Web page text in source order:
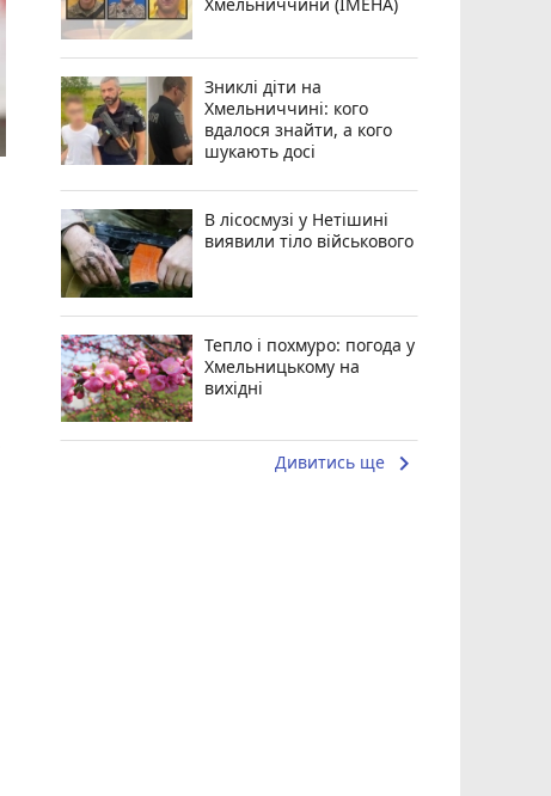
Зниклі діти на
Хмельниччині: кого
вдалося знайти, а кого
шукають досі
В лісосмузі у Нетішині
виявили тіло військового
Тепло і похмуро: погода у
Хмельницькому на
вихідні
Дивитись ще keyboard_arrow_right